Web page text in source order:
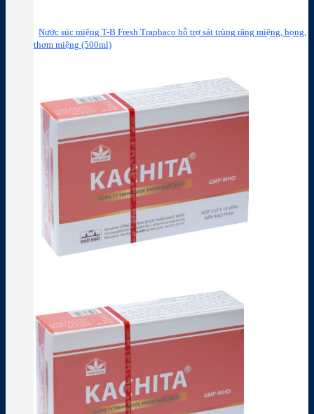
Nước súc miệng T-B Fresh Traphaco hỗ trợ sát trùng răng miệng, họng,
thơm miệng (500ml)